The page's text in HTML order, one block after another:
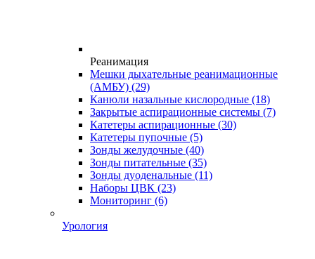
Реанимация
Мешки дыхательные реанимационные
(АМБУ) (29)
Канюли назальные кислородные (18)
Закрытые аспирационные системы (7)
Катетеры аспирационные (30)
Катетеры пупочные (5)
Зонды желудочные (40)
Зонды питательные (35)
Зонды дуоденальные (11)
Наборы ЦВК (23)
Мониторинг (6)
Урология